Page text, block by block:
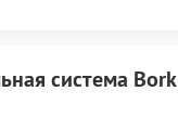
система Bork